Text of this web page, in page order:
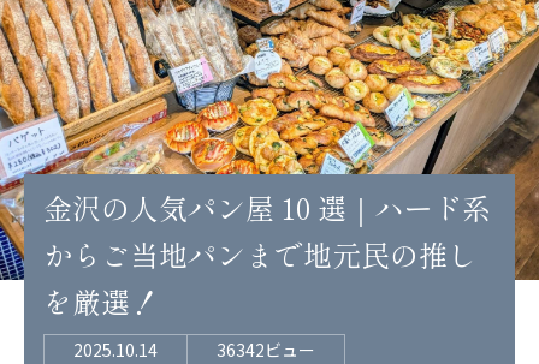
金沢の人気パン屋 10 選｜ハード系
からご当地パンまで地元民の推し
を厳選！
2025.10.14 36342ビュー